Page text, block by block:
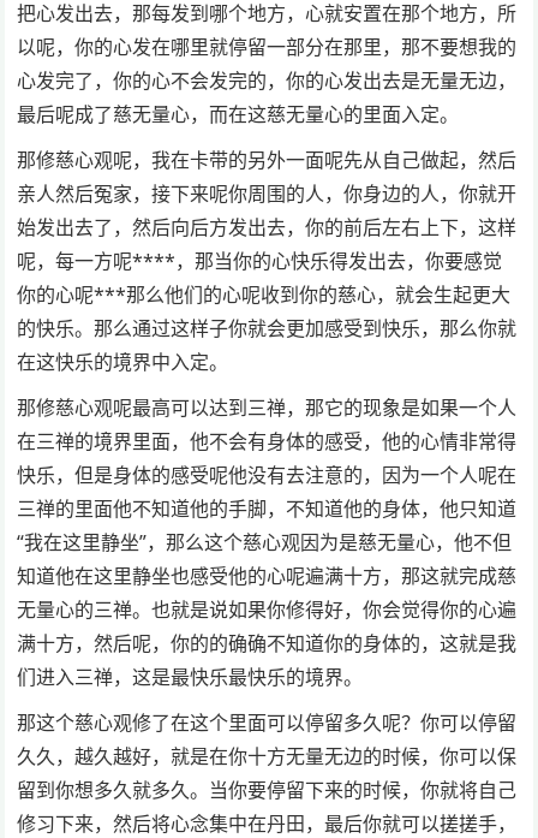
把心发出去，那每发到哪个地方，心就安置在那个地方，所
以呢，你的心发在哪里就停留一部分在那里，那不要想我的
心发完了，你的心不会发完的，你的心发出去是无量无边，
最后呢成了慈无量心，而在这慈无量心的里面入定。
那修慈心观呢，我在卡带的另外一面呢先从自己做起，然后
亲人然后冤家，接下来呢你周围的人，你身边的人，你就开
始发出去了，然后向后方发出去，你的前后左右上下，这样
呢，每一方呢****，那当你的心快乐得发出去，你要感觉
你的心呢***那么他们的心呢收到你的慈心，就会生起更大
的快乐。那么通过这样子你就会更加感受到快乐，那么你就
在这快乐的境界中入定。
那修慈心观呢最高可以达到三禅，那它的现象是如果一个人
在三禅的境界里面，他不会有身体的感受，他的心情非常得
快乐，但是身体的感受呢他没有去注意的，因为一个人呢在
三禅的里面他不知道他的手脚，不知道他的身体，他只知道
“我在这里静坐”，那么这个慈心观因为是慈无量心，他不但
知道他在这里静坐也感受他的心呢遍满十方，那这就完成慈
无量心的三禅。也就是说如果你修得好，你会觉得你的心遍
满十方，然后呢，你的的确确不知道你的身体的，这就是我
们进入三禅，这是最快乐最快乐的境界。
那这个慈心观修了在这个里面可以停留多久呢？你可以停留
久久，越久越好，就是在你十方无量无边的时候，你可以保
留到你想多久就多久。当你要停留下来的时候，你就将自己
修习下来，然后将心念集中在丹田，最后你就可以搓搓手，